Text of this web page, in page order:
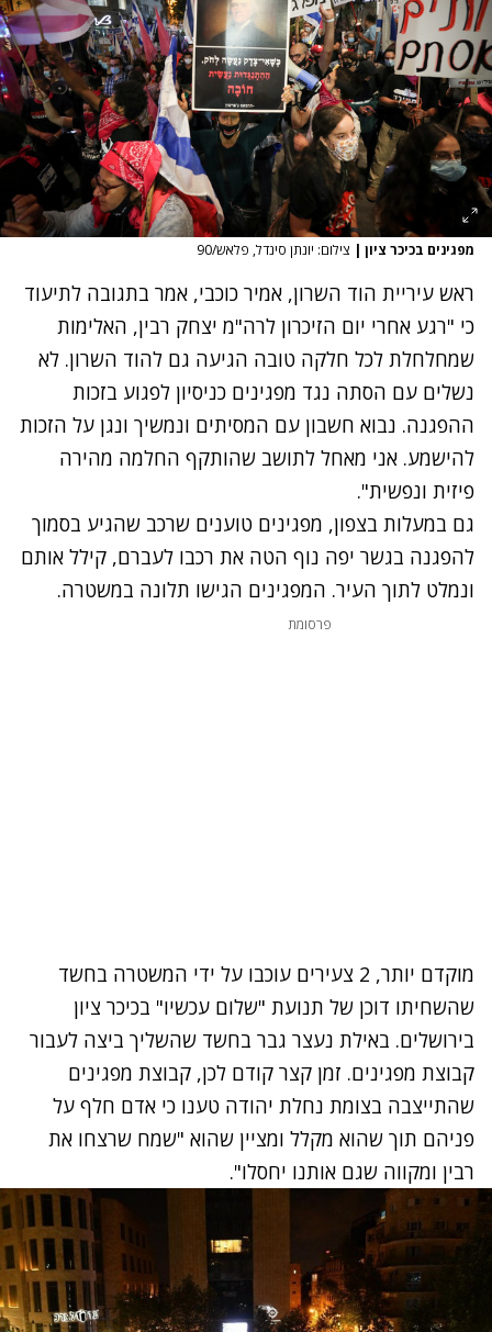
מפגינים בכיכר ציון | צילום: יונתן סינדל, פלאש/90
ראש עיריית הוד השרון, אמיר כוכבי, אמר בתגובה לתיעוד
כי "‏רגע אחרי יום הזיכרון לרה"מ יצחק רבין, האלימות
שמחלחלת לכל חלקה טובה הגיעה גם להוד השרון. לא
נשלים עם הסתה נגד מפגינים כניסיון לפגוע בזכות
ההפגנה. נבוא חשבון עם המסיתים ונמשיך ונגן על הזכות
להישמע. אני מאחל לתושב שהותקף החלמה מהירה
פיזית ונפשית".
גם במעלות בצפון, מפגינים טוענים שרכב שהגיע בסמוך
להפגנה בגשר יפה נוף הטה את רכבו לעברם, קילל אותם
ונמלט לתוך העיר. המפגינים הגישו תלונה במשטרה.
פרסומת
מוקדם יותר, 2 צעירים עוכבו על ידי המשטרה בחשד
שהשחיתו דוכן של תנועת "שלום עכשיו" בכיכר ציון
בירושלים. באילת נעצר גבר בחשד שהשליך ביצה לעבור
קבוצת מפגינים. זמן קצר קודם לכן, קבוצת מפגינים
שהתייצבה בצומת נחלת יהודה טענו כי אדם חלף על
פניהם תוך שהוא מקלל ומציין שהוא "שמח שרצחו את
רבין ומקווה שגם אותנו יחסלו".